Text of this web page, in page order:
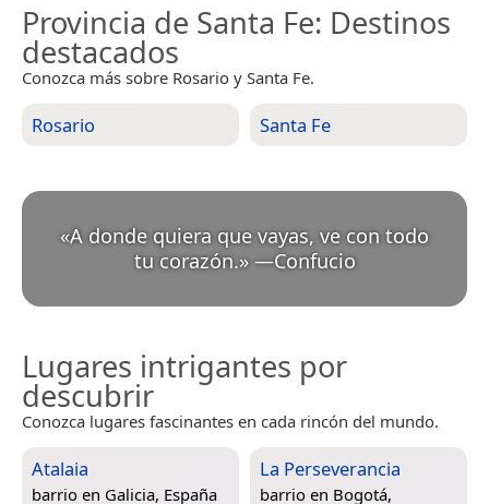
Provincia de Santa Fe: Destinos
destacados
Conozca más sobre Rosario y Santa Fe.
Rosario Santa Fe
«A donde quiera que vayas, ve con todo
tu corazón.» —Confucio
Lugares intrigantes por
descubrir
Conozca lugares fascinantes en cada rincón del mundo.
Atalaia
barrio en Galicia, España
La Perseverancia
barrio en Bogotá,